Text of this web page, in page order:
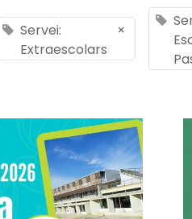
Servei:
Extraescolars
×